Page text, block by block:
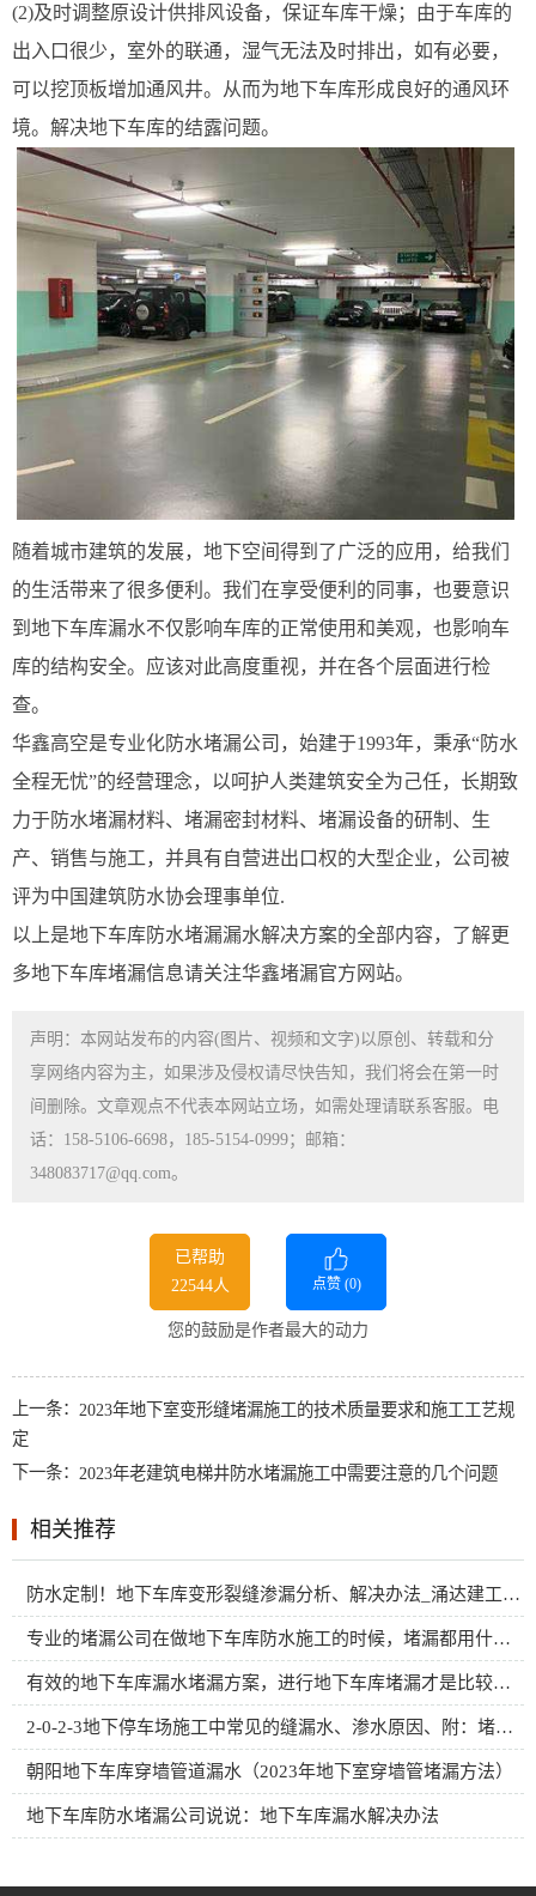
(2)及时调整原设计供排风设备，保证车库干燥；由于车库的
出入口很少，室外的联通，湿气无法及时排出，如有必要，
可以挖顶板增加通风井。从而为地下车库形成良好的通风环
境。解决地下车库的结露问题。
随着城市建筑的发展，地下空间得到了广泛的应用，给我们
的生活带来了很多便利。我们在享受便利的同事，也要意识
到地下车库漏水不仅影响车库的正常使用和美观，也影响车
库的结构安全。应该对此高度重视，并在各个层面进行检
查。
华鑫高空是专业化防水堵漏公司，始建于1993年，秉承“防水
全程无忧”的经营理念，以呵护人类建筑安全为己任，长期致
力于防水堵漏材料、堵漏密封材料、堵漏设备的研制、生
产、销售与施工，并具有自营进出口权的大型企业，公司被
评为中国建筑防水协会理事单位.
以上是地下车库防水堵漏漏水解决方案的全部内容，了解更
多地下车库堵漏信息请关注华鑫堵漏官方网站。
声明：本网站发布的内容(图片、视频和文字)以原创、转载和分
享网络内容为主，如果涉及侵权请尽快告知，我们将会在第一时
间删除。文章观点不代表本网站立场，如需处理请联系客服。电
话：158-5106-6698，185-5154-0999；邮箱：
348083717@qq.com。
已帮助
22544人
点赞 (0)
您的鼓励是作者最大的动力
上一条： 2023年地下室变形缝堵漏施工的技术质量要求和施工工艺规
定
下一条： 2023年老建筑电梯井防水堵漏施工中需要注意的几个问题
相关推荐
防水定制！地下车库变形裂缝渗漏分析、解决办法_涌达建工堵漏公司科普
专业的堵漏公司在做地下车库防水施工的时候，堵漏都用什么材料？
有效的地下车库漏水堵漏方案，进行地下车库堵漏才是比较好的
2-0-2-3地下停车场施工中常见的缝漏水、渗水原因、附：堵漏方案
朝阳地下车库穿墙管道漏水（2023年地下室穿墙管堵漏方法）
地下车库防水堵漏公司说说：地下车库漏水解决办法